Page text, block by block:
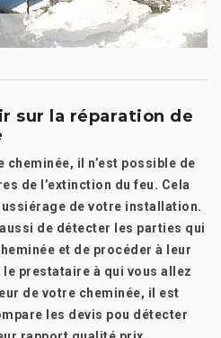
sur la réparation de
cheminée, il n’est possible de
de l’extinction du feu. Cela
de votre installation.
de détecter les parties qui
et de procéder à leur
prestataire à qui vous allez
de votre cheminée, il est
les devis pou détecter